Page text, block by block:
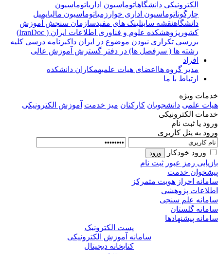
الکترونیکی دانشگاهاتوماسیون اداریاتوماسیون
چارگوناتوماسیون اداری خوارزمیاتوماسیون مالیایمیل
دانشگاهنقشه سایتلینک های مفیدسازمان سنجش آموزش
کشورپژوهشکده علوم و فناوری اطلاعات ایران ( IranDoc)
بررسی تکراری نبودن موضوع در ایران داک برنامه درسی کلیه
رشته ها ( سرفصل ها) در دفتر گسترش آموزش عالی
افراد
مدیر گروه هااعضای هیات علمیهمکاران دانشکده
ارتباط با ما
ویژه
علمی دانشجویان کارکنان میز خدمت آموزش الکترونیکی
الکترونیکی
یا ثبت نام
به پنل کاربری
ورود خودکار
رمز عبور ثبت نام
خدمت
احراز هویت متمرکز
پژوهشی
علم سنجی
گلستان
پیشنهادها
پست الکترونیک
سامانه آموزش الکترونیکی
کتابخانه دیجیتال